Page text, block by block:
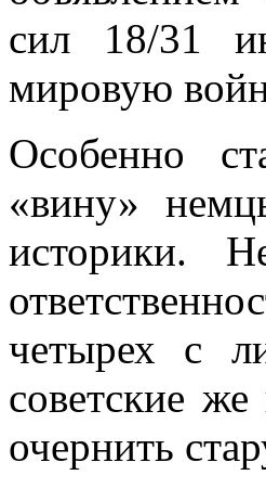
сил 18/31
мировую
Особенно
«вину»
историки.
четырех с
советские
очер­нить